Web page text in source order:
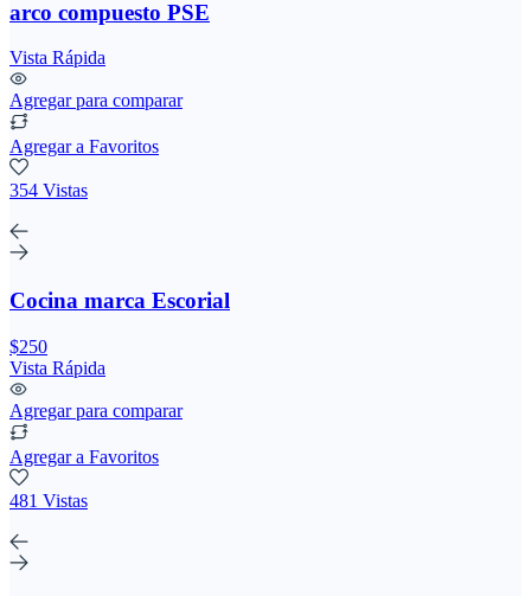
arco compuesto PSE
Vista Rápida
Agregar para comparar
Agregar a Favoritos
354 Vistas
Cocina marca Escorial
$250
Vista Rápida
Agregar para comparar
Agregar a Favoritos
481 Vistas